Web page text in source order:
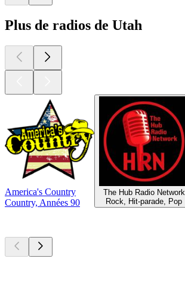
Plus de radios de Utah
America's Country
Country, Années 90
The Hub Radio Network
Rock, Hit-parade, Pop